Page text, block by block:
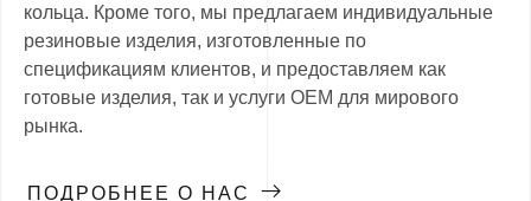
кольца. Кроме того, мы предлагаем индивидуальные
резиновые изделия, изготовленные по
спецификациям клиентов, и предоставляем как
готовые изделия, так и услуги OEM для мирового
рынка.
ПОДРОБНЕЕ О НАС